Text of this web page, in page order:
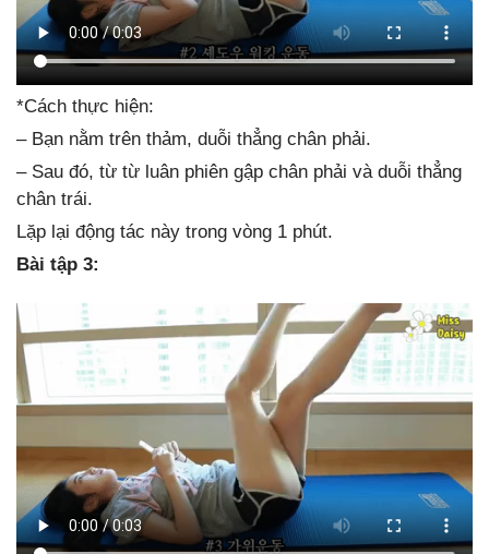
*Cách thực hiện:
– Bạn nằm trên thảm, duỗi thẳng chân phải.
– Sau đó, từ từ luân phiên gập chân phải và duỗi thẳng
chân trái.
Lặp lại động tác này trong vòng 1 phút.
Bài tập 3: